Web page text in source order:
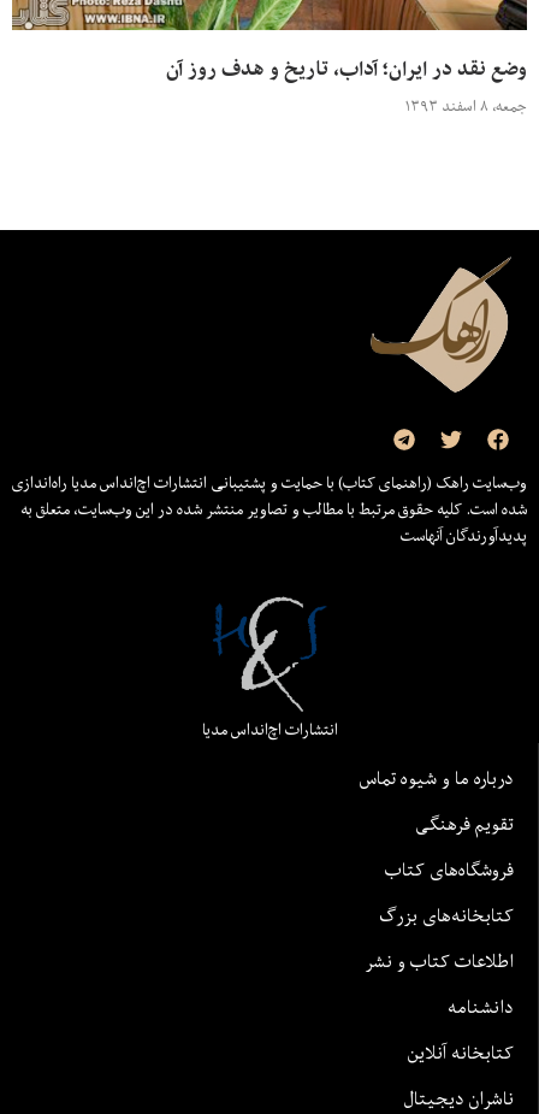
وضع نقد در ایران؛ آداب، تاریخ و هدف روز آن
جمعه، ۸ اسفند ۱۳۹۳
وب‌سایت راهک (راهنمای کتاب) با حمایت و پشتیبانی انتشارات اچ‌اند‌اس مدیا راه‌اندازی
شده است. کلیه حقوق مرتبط با مطالب و تصاویر منتشر شده در این وب‌سایت، متعلق به
پدیدآورندگان آنهاست
انتشارات اچ‌اند‌اس مدیا
درباره ما و شیوه تماس
تقویم فرهنگی
فروشگاه‌های کتاب
کتابخانه‌های بزرگ
اطلاعات کتاب و نشر
دانشنامه
کتابخانه آنلاین
ناشران دیجیتال